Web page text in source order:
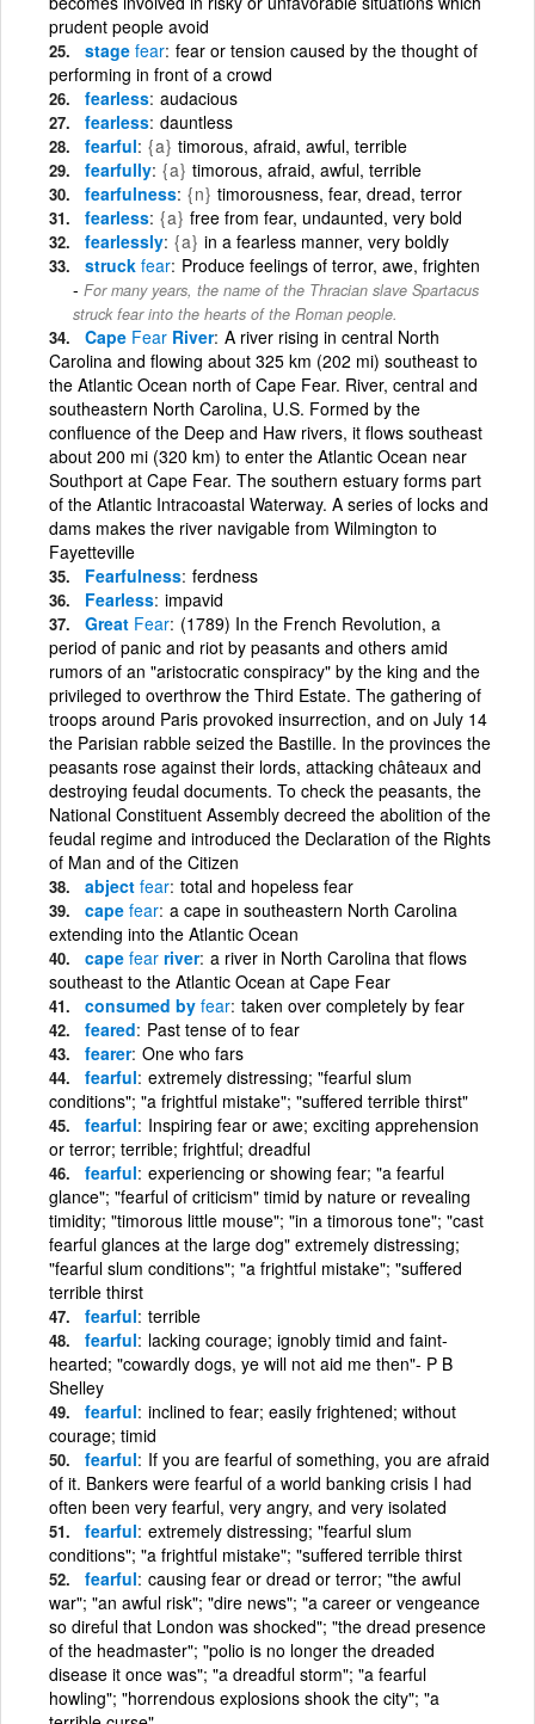
prudent people avoid
stage fear fear or tension caused by the thought of
performing in front of a crowd
fearless audacious
fearless dauntless
fearful {a} timorous, afraid, awful, terrible
fearfully {a} timorous, afraid, awful, terrible
fearfulness {n} timorousness, fear, dread, terror
fearless {a} free from fear, undaunted, very bold
fearlessly {a} in a fearless manner, very boldly
struck fear Produce feelings of terror, awe, frighten
For many years, the name of the Thracian slave Spartacus
struck fear into the hearts of the Roman people.
Cape Fear River A river rising in central North
Carolina and flowing about 325 km (202 mi) southeast to
the Atlantic Ocean north of Cape Fear. River, central and
southeastern North Carolina, U.S. Formed by the
confluence of the Deep and Haw rivers, it flows southeast
about 200 mi (320 km) to enter the Atlantic Ocean near
Southport at Cape Fear. The southern estuary forms part
of the Atlantic Intracoastal Waterway. A series of locks and
dams makes the river navigable from Wilmington to
Fayetteville
Fearfulness ferdness
Fearless impavid
Great Fear (1789) In the French Revolution, a
period of panic and riot by peasants and others amid
rumors of an "aristocratic conspiracy" by the king and the
privileged to overthrow the Third Estate. The gathering of
troops around Paris provoked insurrection, and on July 14
the Parisian rabble seized the Bastille. In the provinces the
peasants rose against their lords, attacking châteaux and
destroying feudal documents. To check the peasants, the
National Constituent Assembly decreed the abolition of the
feudal regime and introduced the Declaration of the Rights
of Man and of the Citizen
abject fear total and hopeless fear
cape fear a cape in southeastern North Carolina
extending into the Atlantic Ocean
cape fear river a river in North Carolina that flows
southeast to the Atlantic Ocean at Cape Fear
consumed by fear taken over completely by fear
feared Past tense of to fear
fearer One who fars
fearful extremely distressing; "fearful slum
conditions"; "a frightful mistake"; "suffered terrible thirst"
fearful Inspiring fear or awe; exciting apprehension
or terror; terrible; frightful; dreadful
fearful experiencing or showing fear; "a fearful
glance"; "fearful of criticism" timid by nature or revealing
timidity; "timorous little mouse"; "in a timorous tone"; "cast
fearful glances at the large dog" extremely distressing;
"fearful slum conditions"; "a frightful mistake"; "suffered
terrible thirst
fearful terrible
fearful lacking courage; ignobly timid and faint-
hearted; "cowardly dogs, ye will not aid me then"- P B
Shelley
fearful inclined to fear; easily frightened; without
courage; timid
fearful If you are fearful of something, you are afraid
of it. Bankers were fearful of a world banking crisis I had
often been very fearful, very angry, and very isolated
fearful extremely distressing; "fearful slum
conditions"; "a frightful mistake"; "suffered terrible thirst
fearful causing fear or dread or terror; "the awful
war"; "an awful risk"; "dire news"; "a career or vengeance
so direful that London was shocked"; "the dread presence
of the headmaster"; "polio is no longer the dreaded
disease it once was"; "a dreadful storm"; "a fearful
howling"; "horrendous explosions shook the city"; "a